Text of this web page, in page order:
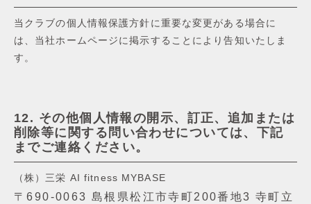
当クラブの個⼈情報保護⽅針に重要な変更がある場合に
は、当社ホームページに掲⽰することにより告知いたしま
す。
12. その他個⼈情報の開⽰、訂正、追加または
削除等に関する問い合わせについては、下記
までご連絡ください。
（株）三栄 AI fitness MYBASE
〒690-0063 島根県松江市寺町200番地3 寺町立